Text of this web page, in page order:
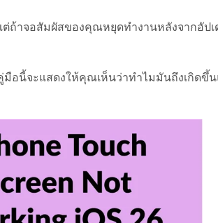
กู้คืนการแชท WhatsApp บน Android/
ช้พีซี
iCareFone Transfer APP
ย้ายแชท Whatsapp Android/iPhone
ษย์
Tenorshare AI PDF
Tenorshare AI Writer
เขียนได้เร็วขึ้น ฉลาดขึ้น และดีกว่าด้วย AI
ถ้าจอสัมผัสของคุณหยุดทำงานหลังจากอัป
อนี้จะแสดงให้คุณเห็นว่าทำไมมันถึงเกิดขึ้น